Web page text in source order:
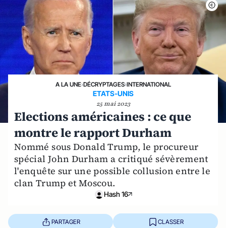
A LA UNE›DÉCRYPTAGES›INTERNATIONAL
ETATS-UNIS
25 mai 2023
Elections américaines : ce que
montre le rapport Durham
Nommé sous Donald Trump, le procureur
spécial John Durham a critiqué sévèrement
l'enquête sur une possible collusion entre le
clan Trump et Moscou.
Hash 16
PARTAGER CLASSER